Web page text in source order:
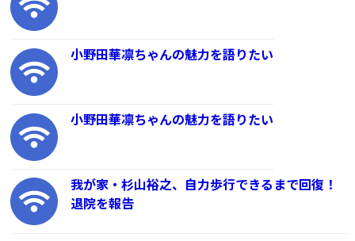
小野田華凛ちゃんの魅力を語りたい
小野田華凛ちゃんの魅力を語りたい
我が家・杉山裕之、自力歩行できるまで回復！
退院を報告